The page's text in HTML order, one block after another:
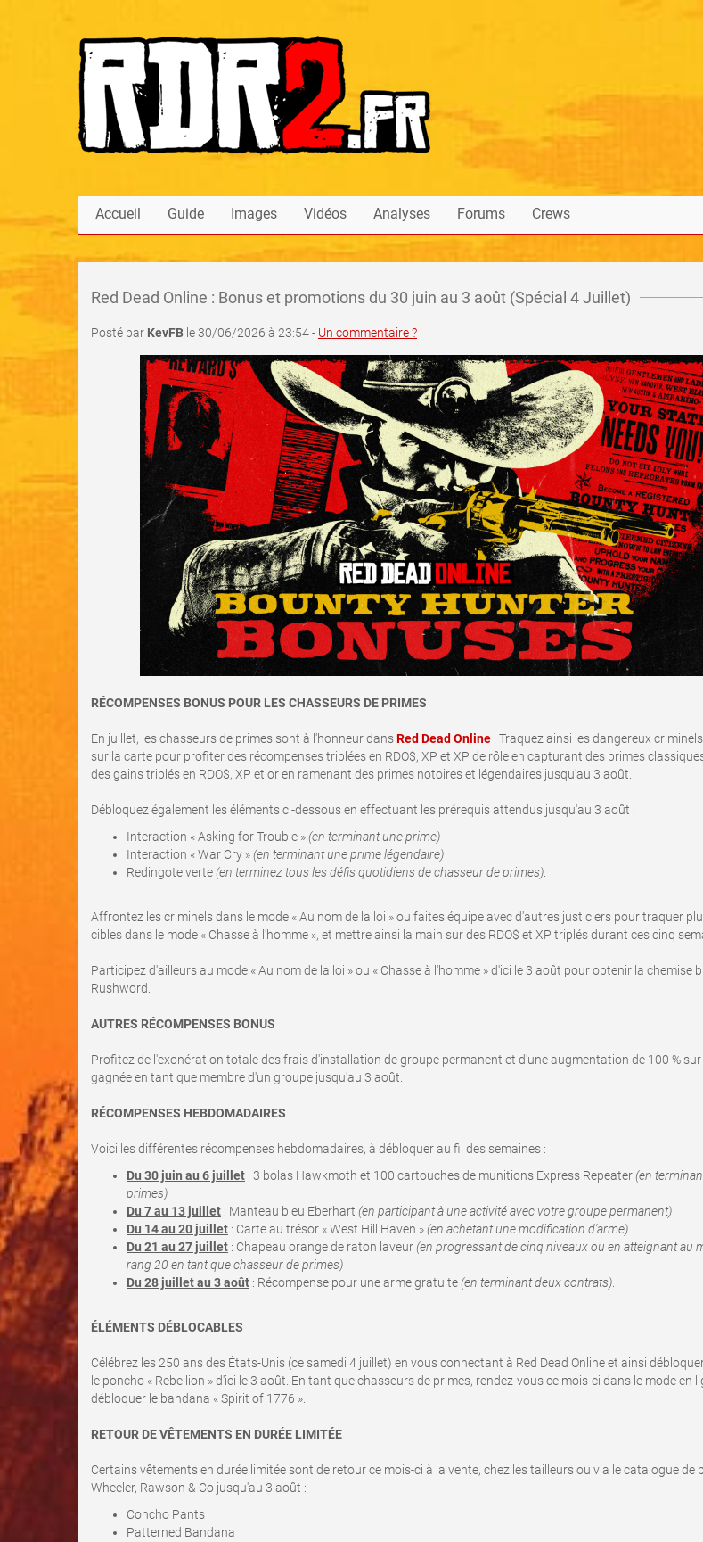
Accueil Guide Images Vidéos Analyses Forums Crews
Red Dead Online : Bonus et promotions du 30 juin au 3 août (Spécial 4 Juillet)
Posté par KevFB le 30/06/2026 à 23:54 - Un commentaire ?
RÉCOMPENSES BONUS POUR LES CHASSEURS DE PRIMES
En juillet, les chasseurs de primes sont à l'honneur dansRed Dead Online ! Traquez ainsi les dangereux
sur la carte pour profiter des récompenses triplées en RDO$, XP et XP de rôle en capturant des primes
des gains triplés en RDO$, XP et or en ramenant des primes notoires et légendaires jusqu'au 3 août.
Débloquez également les éléments ci-dessous en effectuant les prérequis attendus jusqu'au 3 août :
Interaction « Asking for Trouble »(en terminant une prime)
Interaction « War Cry »(en terminant une prime légendaire)
Redingote verte(en terminez tous les défis quotidiens de chasseur de primes)
Affrontez les criminels dans le mode « Au nom de la loi » ou faites équipe avec d'autres justiciers pour traquer
cibles dans le mode « Chasse à l'homme », et mettre ainsi la main sur des RDO$ et XP triplés durant ces cinq
Participez d'ailleurs au mode « Au nom de la loi » ou « Chasse à l'homme » d'ici le 3 août pour obtenir la chemise
Rushword.
AUTRES RÉCOMPENSES BONUS
Profitez de l'exonération totale des frais d'installation de groupe permanent et d'une augmentation de 100 %
gagnée en tant que membre d'un groupe jusqu'au 3 août.
RÉCOMPENSES HEBDOMADAIRES
Voici les différentes récompenses hebdomadaires, à débloquer au fil des semaines :
Du 30 juin au 6 juillet : 3 bolas Hawkmoth et 100 cartouches de munitions Express Repeater(en
primes)
Du 7 au 13 juillet : Manteau bleu Eberhart (en participant à une activité avec votre groupe permanent)
Du 14 au 20 juillet : Carte au trésor « West Hill Haven »(en achetant une modification d'arme)
Du 21 au 27 juillet : Chapeau orange de raton laveur(en progressant de cinq niveaux ou en atteignant au
rang 20 en tant que chasseur de primes)
Du 28 juillet au 3 août : Récompense pour une arme gratuite(en terminant deux contrats)
ÉLÉMENTS DÉBLOCABLES
Célébrez les 250 ans des États-Unis (ce samedi 4 juillet) en vous connectant à Red Dead Online et ainsi
le poncho « Rebellion » d'ici le 3 août. En tant que chasseurs de primes, rendez-vous ce mois-ci dans le mode en
débloquer le bandana « Spirit of 1776 ».
RETOUR DE VÊTEMENTS EN DURÉE LIMITÉE
Certains vêtements en durée limitée sont de retour ce mois-ci à la vente, chez les tailleurs ou via le catalogue de
Wheeler, Rawson & Co jusqu'au 3 août :
Concho Pants
Patterned Bandana